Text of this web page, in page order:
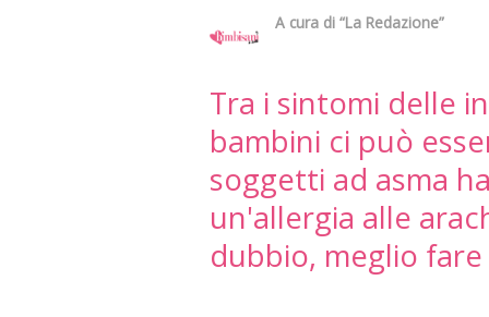
A cura di “La Redazione”
Tra i sintomi delle
bambini ci può
soggetti ad asma
un'allergia alle
dubbio, meglio